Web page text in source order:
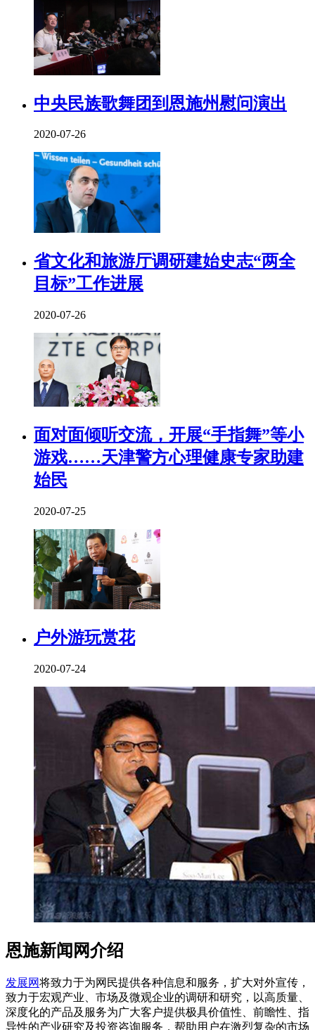
中央民族歌舞团到恩施州慰问演出
2020-07-26
省文化和旅游厅调研建始史志“两全
目标”工作进展
2020-07-26
面对面倾听交流，开展“手指舞”等小
游戏……天津警方心理健康专家助建
始民
2020-07-25
户外游玩赏花
2020-07-24
恩施新闻网介绍
发展网将致力于为网民提供各种信息和服务，扩大对外宣传，
致力于宏观产业、市场及微观企业的调研和研究，以高质量、
深度化的产品及服务为广大客户提供极具价值性、前瞻性、指
导性的产业研究及投资咨询服务，帮助用户在激烈复杂的市场